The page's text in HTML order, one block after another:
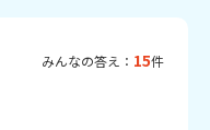
みんなの答え： 15件